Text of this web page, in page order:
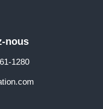
nous
1280